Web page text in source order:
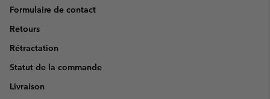
Formulaire de contact
Retours
Rétractation
Statut de la commande
Livraison